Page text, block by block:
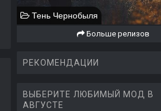
Тень Чернобыля
Больше релизов
РЕКОМЕНДАЦИИ
ВЫБЕРИТЕ ЛЮБИМЫЙ МОД В
АВГУСТЕ